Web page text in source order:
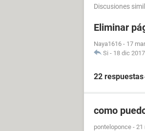
Discusiones
Eliminar
Naya1616 - 17
Si - 18 dic
22 respuestas
como
ponteloponce - 21